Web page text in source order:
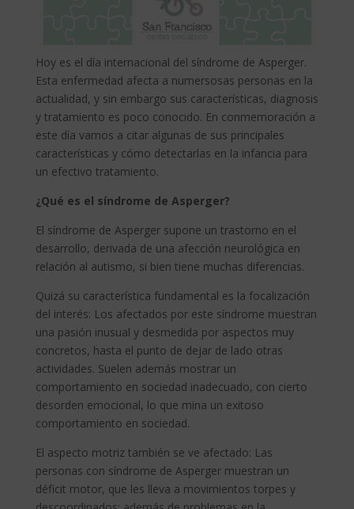
Hoy es el día internacional del síndrome de Asperger.
Esta enfermedad afecta a numersosas personas en la
actualidad, y sin embargo sus características, diagnosis
y tratamiento es poco conocido. En conmemoración a
este día vamos a citar algunas de sus principales
características y cómo detectarlas en la infancia para
un efectivo tratamiento.
¿Qué es el síndrome de Asperger?
El síndrome de Asperger supone un trastorno en el
desarrollo, derivada de una afección neurológica en
relación al autismo, si bien tiene muchas diferencias.
Quizá su característica fundamental es la focalización
del interés: Los afectados por este síndrome muestran
una pasión inusual y desmedida por aspectos muy
concretos, hasta el punto de dejar de lado otras
actividades. Suelen además mostrar un
comportamiento en sociedad inadecuado, con cierto
desorden emocional, lo que mina un exitoso
comportamiento en sociedad.
El aspecto motriz también se ve afectado: Las
personas con síndrome de Asperger muestran un
déficit motor, que les lleva a movimientos torpes y